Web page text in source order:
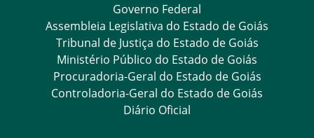
Governo Federal
Assembleia Legislativa do Estado de Goiás
Tribunal de Justiça do Estado de Goiás
Ministério Público do Estado de Goiás
Procuradoria-Geral do Estado de Goiás
Controladoria-Geral do Estado de Goiás
Diário Oficial